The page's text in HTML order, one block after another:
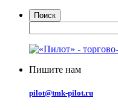
Поиск
Пишите нам
pilot@tmk-pilot.ru